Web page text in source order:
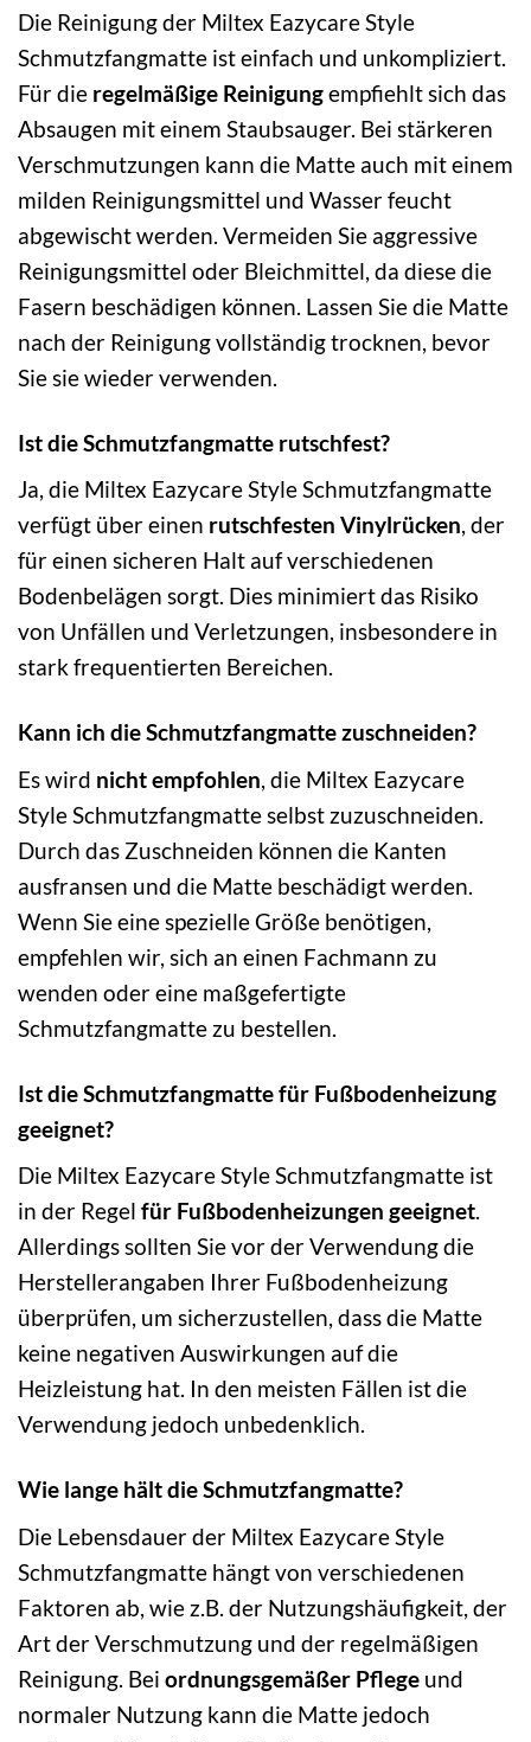
Die Reinigung der Miltex Eazycare Style
Schmutzfangmatte ist einfach und unkompliziert.
Für die regelmäßige Reinigungempfiehlt sich das
Absaugen mit einem Staubsauger. Bei stärkeren
Verschmutzungen kann die Matte auch mit einem
milden Reinigungsmittel und Wasser feucht
abgewischt werden. Vermeiden Sie aggressive
Reinigungsmittel oder Bleichmittel, da diese die
Fasern beschädigen können. Lassen Sie die Matte
nach der Reinigung vollständig trocknen, bevor
Sie sie wieder verwenden.
Ist die Schmutzfangmatte rutschfest?
Ja, die Miltex Eazycare Style Schmutzfangmatte
verfügt über einen rutschfesten Vinylrücken, der
für einen sicheren Halt auf verschiedenen
Bodenbelägen sorgt. Dies minimiert das Risiko
von Unfällen und Verletzungen, insbesondere in
stark frequentierten Bereichen.
Kann ich die Schmutzfangmatte zuschneiden?
Es wird nicht empfohlen, die Miltex Eazycare
Style Schmutzfangmatte selbst zuzuschneiden.
Durch das Zuschneiden können die Kanten
ausfransen und die Matte beschädigt werden.
Wenn Sie eine spezielle Größe benötigen,
empfehlen wir, sich an einen Fachmann zu
wenden oder eine maßgefertigte
Schmutzfangmatte zu bestellen.
Ist die Schmutzfangmatte für Fußbodenheizung
geeignet?
Die Miltex Eazycare Style Schmutzfangmatte ist
in der Regel für Fußbodenheizungen geeignet.
Allerdings sollten Sie vor der Verwendung die
Herstellerangaben Ihrer Fußbodenheizung
überprüfen, um sicherzustellen, dass die Matte
keine negativen Auswirkungen auf die
Heizleistung hat. In den meisten Fällen ist die
Verwendung jedoch unbedenklich.
Wie lange hält die Schmutzfangmatte?
Die Lebensdauer der Miltex Eazycare Style
Schmutzfangmatte hängt von verschiedenen
Faktoren ab, wie z.B. der Nutzungshäufigkeit, der
Art der Verschmutzung und der regelmäßigen
Reinigung. Bei ordnungsgemäßer Pflege und
normaler Nutzung kann die Matte jedoch